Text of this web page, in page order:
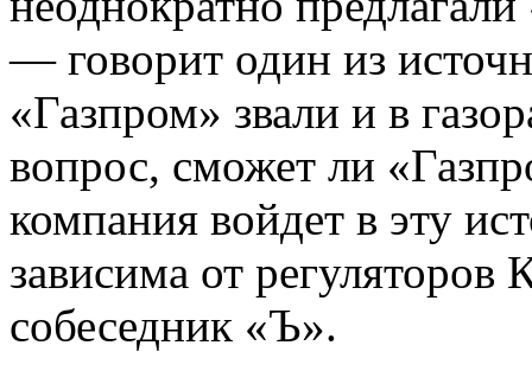
— говорит один из
«Газпром» звали и в
вопрос, сможет ли
компания войдет в эту
зависима от
собеседник «Ъ».